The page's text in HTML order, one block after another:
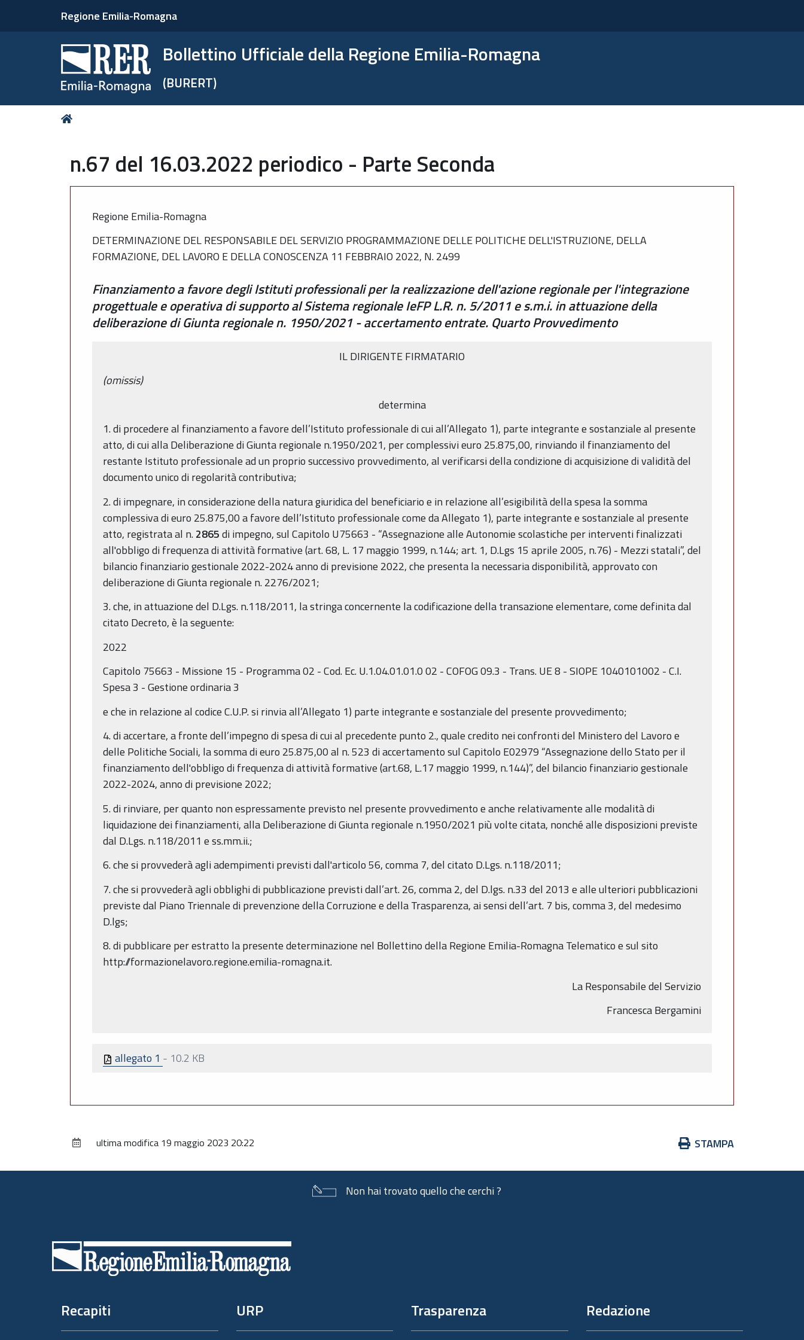
Regione Emilia-Romagna
Bollettino Ufficiale della Regione Emilia-Romagna
(BURERT)
Tu
n.67 del 16.03.2022 periodico - Parte Seconda
Regione Emilia-Romagna
DETERMINAZIONE DEL RESPONSABILE DEL SERVIZIO PROGRAMMAZIONE DELLE POLITICHE DELL'ISTRUZIONE, DELLA
FORMAZIONE, DEL LAVORO E DELLA CONOSCENZA 11 FEBBRAIO 2022, N. 2499
Finanziamento a favore degli Istituti professionali per la realizzazione dell'azione regionale per l'integrazione
progettuale e operativa di supporto al Sistema regionale IeFP L.R. n. 5/2011 e s.m.i. in attuazione della
deliberazione di Giunta regionale n. 1950/2021 - accertamento entrate. Quarto Provvedimento
IL DIRIGENTE FIRMATARIO
(omissis)
determina
1. di procedere al finanziamento a favore dell’Istituto professionale di cui all’Allegato 1), parte integrante e sostanziale al presente
atto, di cui alla Deliberazione di Giunta regionale n.1950/2021, per complessivi euro 25.875,00, rinviando il finanziamento del
restante Istituto professionale ad un proprio successivo provvedimento, al verificarsi della condizione di acquisizione di validità del
documento unico di regolarità contributiva;
2. di impegnare, in considerazione della natura giuridica del beneficiario e in relazione all’esigibilità della spesa la somma
complessiva di euro 25.875,00 a favore dell’Istituto professionale come da Allegato 1), parte integrante e sostanziale al presente
atto, registrata al n.2865di impegno, sul Capitolo U75663 - “Assegnazione alle Autonomie scolastiche per interventi finalizzati
all'obbligo di frequenza di attività formative (art. 68, L. 17 maggio 1999, n.144; art. 1, D.Lgs 15 aprile 2005, n.76) - Mezzi statali”, del
bilancio finanziario gestionale 2022-2024 anno di previsione 2022, che presenta la necessaria disponibilità, approvato con
deliberazione di Giunta regionale n. 2276/2021;
3. che, in attuazione del D.Lgs. n.118/2011, la stringa concernente la codificazione della transazione elementare, come definita dal
citato Decreto, è la seguente:
2022
Capitolo 75663 - Missione 15 - Programma 02 - Cod. Ec. U.1.04.01.01.0 02 - COFOG 09.3 - Trans. UE 8 - SIOPE 1040101002 - C.I.
Spesa 3 - Gestione ordinaria 3
e che in relazione al codice C.U.P. si rinvia all’Allegato 1) parte integrante e sostanziale del presente provvedimento;
4. di accertare, a fronte dell’impegno di spesa di cui al precedente punto 2., quale credito nei confronti del Ministero del Lavoro e
delle Politiche Sociali, la somma di euro 25.875,00 al n. 523 di accertamento sul Capitolo E02979 “Assegnazione dello Stato per il
finanziamento dell'obbligo di frequenza di attività formative (art.68, L.17 maggio 1999, n.144)”, del bilancio finanziario gestionale
2022-2024, anno di previsione 2022;
5. di rinviare, per quanto non espressamente previsto nel presente provvedimento e anche relativamente alle modalità di
liquidazione dei finanziamenti, alla Deliberazione di Giunta regionale n.1950/2021 più volte citata, nonché alle disposizioni previste
dal D.Lgs. n.118/2011 e ss.mm.ii.;
6. che si provvederà agli adempimenti previsti dall'articolo 56, comma 7, del citato D.Lgs. n.118/2011;
7. che si provvederà agli obblighi di pubblicazione previsti dall’art. 26, comma 2, del D.lgs. n.33 del 2013 e alle ulteriori pubblicazioni
previste dal Piano Triennale di prevenzione della Corruzione e della Trasparenza, ai sensi dell’art. 7 bis, comma 3, del medesimo
D.lgs;
8. di pubblicare per estratto la presente determinazione nel Bollettino della Regione Emilia-Romagna Telematico e sul sito
http://formazionelavoro.regione.emilia-romagna.it.
La Responsabile del Servizio
Francesca Bergamini
allegato 1 - 10.2 KB
Azioni
documento
STAMPA
ultima modifica 19 maggio 2023 20:22
Non hai trovato quello che cerchi ?
Recapiti URP Trasparenza Redazione